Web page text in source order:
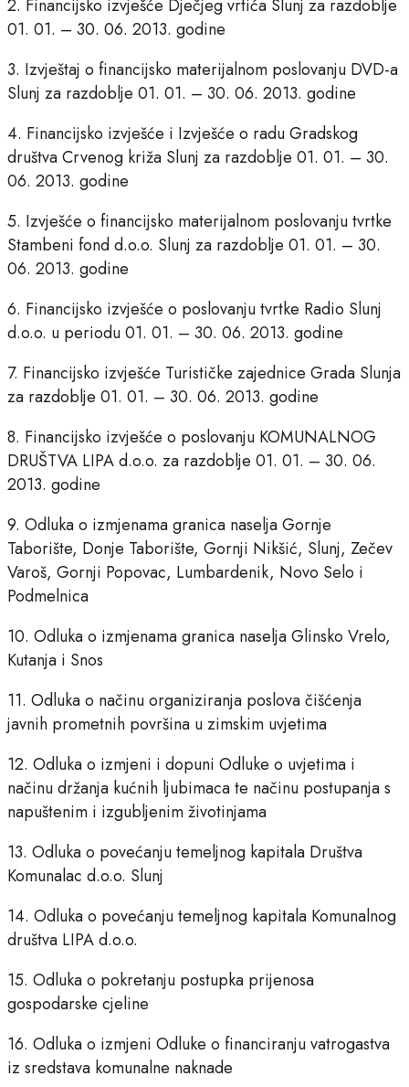
2. Financijsko izvješće Dječjeg vrtića Slunj za razdoblje
01. 01. – 30. 06. 2013. godine
3. Izvještaj o financijsko materijalnom poslovanju DVD-a
Slunj za razdoblje 01. 01. – 30. 06. 2013. godine
4. Financijsko izvješće i Izvješće o radu Gradskog
društva Crvenog križa Slunj za razdoblje 01. 01. – 30.
06. 2013. godine
5. Izvješće o financijsko materijalnom poslovanju tvrtke
Stambeni fond d.o.o. Slunj za razdoblje 01. 01. – 30.
06. 2013. godine
6. Financijsko izvješće o poslovanju tvrtke Radio Slunj
d.o.o. u periodu 01. 01. – 30. 06. 2013. godine
7. Financijsko izvješće Turističke zajednice Grada Slunja
za razdoblje 01. 01. – 30. 06. 2013. godine
8. Financijsko izvješće o poslovanju KOMUNALNOG
DRUŠTVA LIPA d.o.o. za razdoblje 01. 01. – 30. 06.
2013. godine
9. Odluka o izmjenama granica naselja Gornje
Taborište, Donje Taborište, Gornji Nikšić, Slunj, Zečev
Varoš, Gornji Popovac, Lumbardenik, Novo Selo i
Podmelnica
10. Odluka o izmjenama granica naselja Glinsko Vrelo,
Kutanja i Snos
11. Odluka o načinu organiziranja poslova čišćenja
javnih prometnih površina u zimskim uvjetima
12. Odluka o izmjeni i dopuni Odluke o uvjetima i
načinu držanja kućnih ljubimaca te načinu postupanja s
napuštenim i izgubljenim životinjama
13. Odluka o povećanju temeljnog kapitala Društva
Komunalac d.o.o. Slunj
14. Odluka o povećanju temeljnog kapitala Komunalnog
društva LIPA d.o.o.
15. Odluka o pokretanju postupka prijenosa
gospodarske cjeline
16. Odluka o izmjeni Odluke o financiranju vatrogastva
iz sredstava komunalne naknade